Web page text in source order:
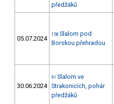
předžáků
05.07.2024
158 Slalom pod
Borskou přehradou
30.06.2024
91 Slalom ve
Strakonicích, pohár
předžáků